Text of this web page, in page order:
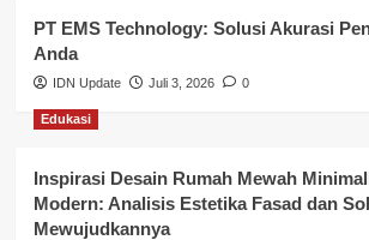
Pendidikan
Perbankan & Keuangan
Perpajakan & Keuangan
Profil Wilayah Banyuasin
Sosial & Budaya
PT EMS Technology: Solusi Akurasi
Anda
IDN Update Juli 3, 2026 0
Edukasi
Inspirasi Desain Rumah Mewah
Modern: Analisis Estetika Fasad dan
Mewujudkannya